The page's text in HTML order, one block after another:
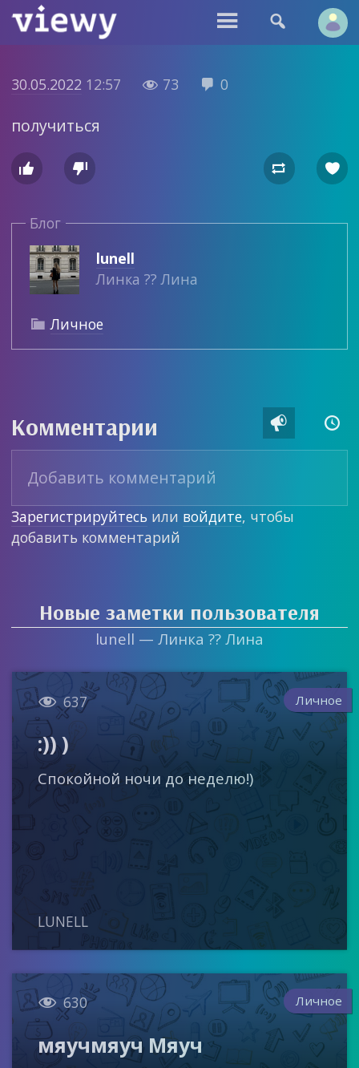
 
30.05.2022 12:57  73  0
получиться
   
Блог
lunell
Линка ?? Лина
 Личное
Комментарии  
Зарегистрируйтесь или войдите, чтобы
добавить комментарий
Новые заметки пользователя
lunell — Линка ?? Лина
 637 Личное
:)) )
Спокойной ночи до неделю!)
LUNELL
 630 Личное
мяучмяуч Мяуч